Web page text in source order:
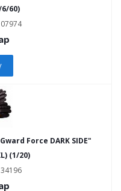
60)
Force DARK SIDE"
(1/20)